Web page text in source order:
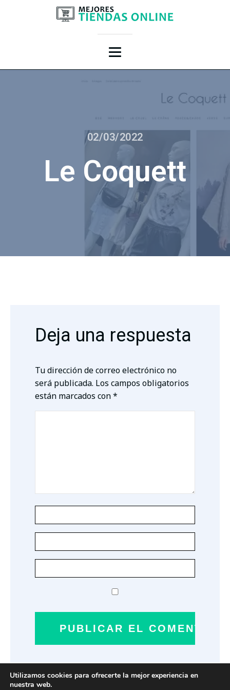
02/03/2022
Le Coquett
Deja una respuesta
Tu dirección de correo electrónico no
será publicada. Los campos obligatorios
están marcados con*
Utilizamos cookies para ofrecerte la mejor experiencia en
nuestra web.